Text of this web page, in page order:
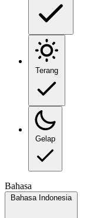
Terang
Gelap
Bahasa
Bahasa Indonesia